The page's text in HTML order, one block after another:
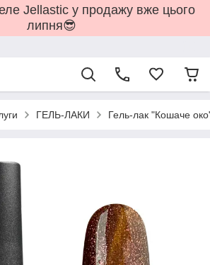
Jellastic у продажу вже цього
липня😎
ГЕЛЬ-ЛАКИ Гель-лак "Кошаче